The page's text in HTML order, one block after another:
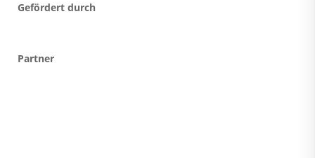
Gefördert durch
Partner